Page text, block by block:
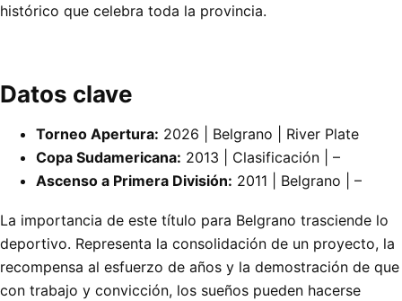
histórico que celebra toda la provincia.
Datos clave
Torneo Apertura: 2026 | Belgrano | River Plate
Copa Sudamericana: 2013 | Clasificación | –
Ascenso a Primera División: 2011 | Belgrano | –
La importancia de este título para Belgrano trasciende lo
deportivo. Representa la consolidación de un proyecto, la
recompensa al esfuerzo de años y la demostración de que
con trabajo y convicción, los sueños pueden hacerse